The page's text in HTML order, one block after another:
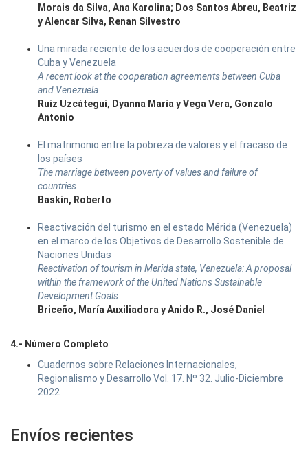
Morais da Silva, Ana Karolina; Dos Santos Abreu, Beatriz
y Alencar Silva, Renan Silvestro
Una mirada reciente de los acuerdos de cooperación entre
Cuba y Venezuela
A recent look at the cooperation agreements between Cuba
and Venezuela
Ruiz Uzcátegui, Dyanna María y Vega Vera, Gonzalo
Antonio
El matrimonio entre la pobreza de valores y el fracaso de
los países
The marriage between poverty of values and failure of
countries
Baskin, Roberto
Reactivación del turismo en el estado Mérida (Venezuela)
en el marco de los Objetivos de Desarrollo Sostenible de
Naciones Unidas
Reactivation of tourism in Merida state, Venezuela: A proposal
within the framework of the United Nations Sustainable
Development Goals
Briceño, María Auxiliadora y Anido R., José Daniel
4.- Número Completo
Cuadernos sobre Relaciones Internacionales,
Regionalismo y Desarrollo Vol. 17. Nº 32. Julio-Diciembre
2022
Envíos recientes